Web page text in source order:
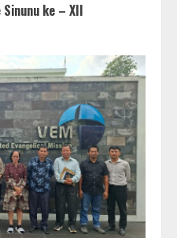
ke – XII